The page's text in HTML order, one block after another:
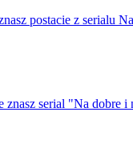
postacie z serialu
znasz serial "Na dobre i